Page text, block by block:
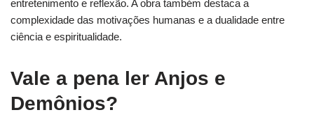
entretenimento e reflexão. A obra também destaca a
complexidade das motivações humanas e a dualidade entre
ciência e espiritualidade.
Vale a pena ler Anjos e
Demônios?